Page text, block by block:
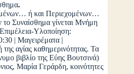
.
ή και Περιεχομένων…
Συναίσθημα γίνεται Μνήμη
Υλοποίηση:
| Μαγειρέματα |
αγίας καθημερινότητας. Τα
βιβλίο της Εύης Βουτσινά)
Μαρία Γεράρδη, κοινότητες